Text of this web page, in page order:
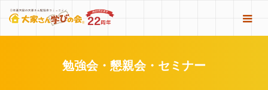
勉強会・懇親会・セミナー